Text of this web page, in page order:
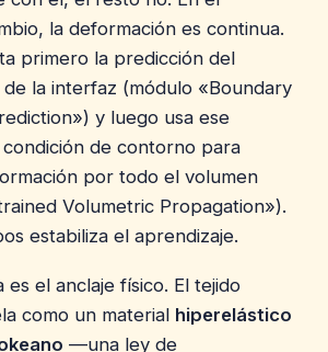
la deformación es continua.
primero la predicción del
la interfaz (módulo «Boundary
y luego usa ese
de contorno para
por todo el volumen
Volumetric Propagation»).
estabiliza el aprendizaje.
es el anclaje físico. El tejido
como un material hiperelástico
—una ley de